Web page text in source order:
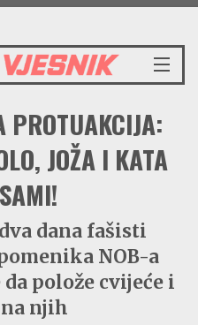
Ponedjeljak 10.8.2026.
PROTUAKCIJA:
JOŽA I KATA
dana fašisti
NOB-a
polože cvijeće i
njih